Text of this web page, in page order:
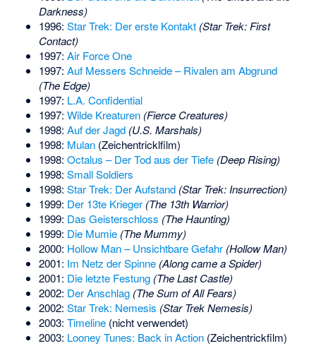
Darkness)
1996: Star Trek: Der erste Kontakt (Star Trek: First
Contact)
1997: Air Force One
1997: Auf Messers Schneide – Rivalen am Abgrund
(The Edge)
1997: L.A. Confidential
1997: Wilde Kreaturen (Fierce Creatures)
1998: Auf der Jagd (U.S. Marshals)
1998: Mulan(Zeichentricklfilm)
1998: Octalus – Der Tod aus der Tiefe (Deep Rising)
1998: Small Soldiers
1998: Star Trek: Der Aufstand (Star Trek: Insurrection)
1999: Der 13te Krieger (The 13th Warrior)
1999: Das Geisterschloss (The Haunting)
1999: Die Mumie (The Mummy)
2000: Hollow Man – Unsichtbare Gefahr (Hollow Man)
2001: Im Netz der Spinne (Along came a Spider)
2001: Die letzte Festung (The Last Castle)
2002: Der Anschlag (The Sum of All Fears)
2002: Star Trek: Nemesis (Star Trek Nemesis)
2003: Timeline(nicht verwendet)
2003: Looney Tunes: Back in Action(Zeichentrickfilm)